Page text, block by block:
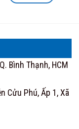
variants.
The
may
Bình Thạnh, HCM
Cửu Phú, Ấp 1, Xã